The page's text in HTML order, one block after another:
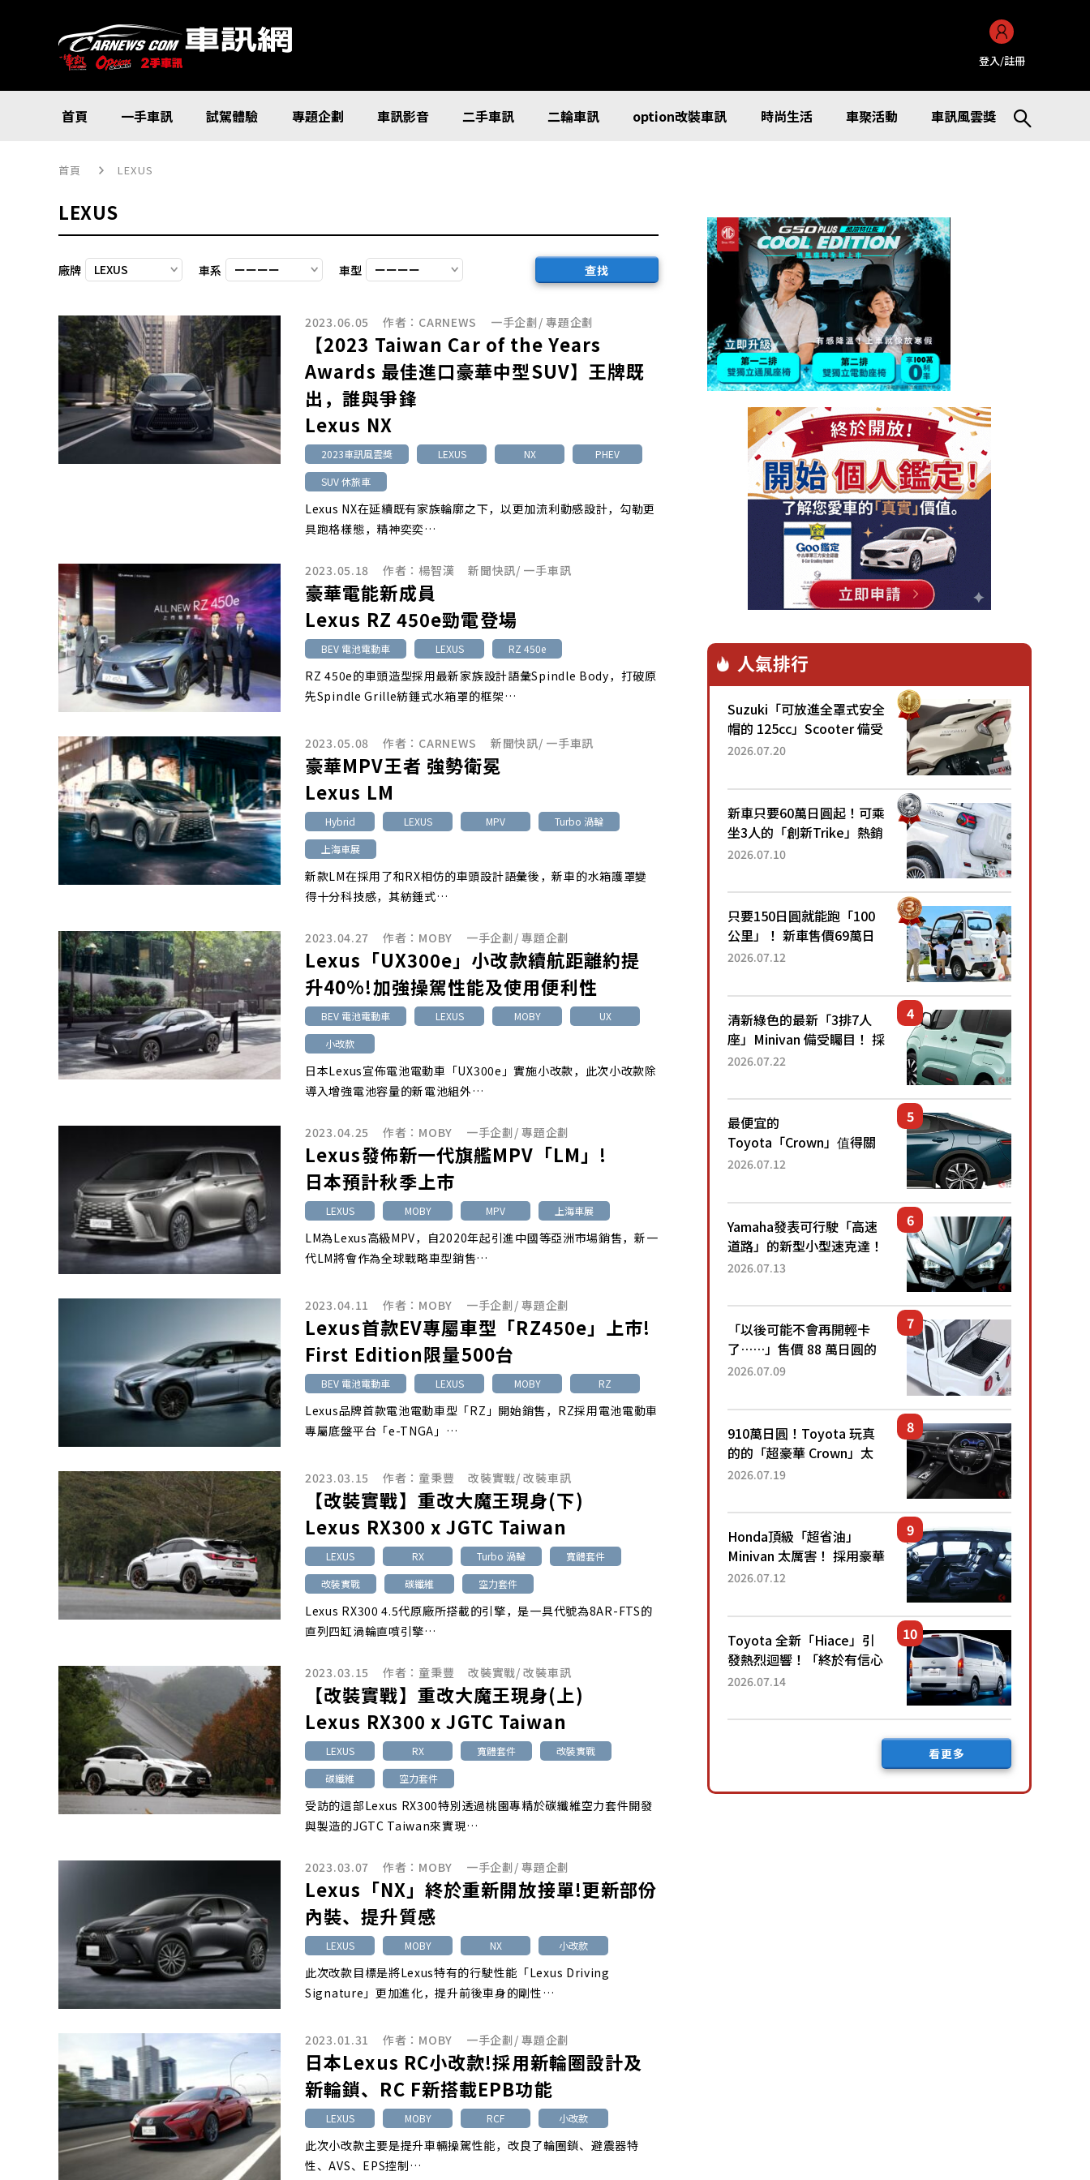
登入/註冊
首頁 一手車訊 試駕體驗 專題企劃 車訊影音 二手車訊 二輪車訊 option改裝車訊 時尚生活 車聚活動 車訊風雲獎
首頁 LEXUS
LEXUS
廠牌 車系 車型 查找
2023.06.05 作者： CARNEWS 一手企劃 /專題企劃
【2023 Taiwan Car of the Years
Awards 最佳進口豪華中型SUV】王牌既
出，誰與爭鋒
Lexus NX
2023車訊風雲獎 LEXUS NX
PHEV
SUV 休旅車
Lexus NX在延續既有家族輪廓之下，以更加流利動感設計，勾勒更
具跑格樣態，精神奕奕…
2023.05.18 作者：楊智漢 新聞快訊/ 一手車訊
豪華電能新成員
Lexus RZ 450e勁電登場
BEV 電池電動車 LEXUS RZ 450e
RZ 450e的車頭造型採用最新家族設計語彙Spindle Body，打破原
先Spindle Grille紡錘式水箱罩的框架…
2023.05.08 作者： CARNEWS 新聞快訊/ 一手車訊
豪華MPV王者 強勢衛冕
Lexus LM
Hybrid LEXUS MPV
Turbo 渦輪
上海車展
新款LM在採用了和RX相仿的車頭設計語彙後，新車的水箱護罩變
得十分科技感，其紡錘式…
2023.04.27 作者： MOBY 一手企劃 /專題企劃
Lexus「UX300e」小改款續航距離約提
升40%!加強操駕性能及使用便利性
BEV 電池電動車 LEXUS MOBY
UX
小改款
日本Lexus宣佈電池電動車「UX300e」實施小改款，此次小改款除
導入增強電池容量的新電池組外…
2023.04.25 作者： MOBY 一手企劃 /專題企劃
Lexus發佈新一代旗艦MPV「LM」!
日本預計秋季上市
LEXUS MOBY MPV 上海車展
LM為Lexus高級MPV，自2020年起引進中國等亞洲市場銷售，新一
代LM將會作為全球戰略車型銷售…
2023.04.11 作者： MOBY 一手企劃 /專題企劃
Lexus首款EV專屬車型「RZ450e」上市!
First Edition限量500台
BEV 電池電動車 LEXUS MOBY RZ
Lexus品牌首款電池電動車型「RZ」開始銷售，RZ採用電池電動車
專屬底盤平台「e-TNGA」…
2023.03.15 作者： 童秉豐 改裝實戰/改裝車訊
【改裝實戰】重改大魔王現身(下)
Lexus RX300 x JGTC Taiwan
LEXUS RX Turbo 渦輪
寬體套件
改裝實戰
碳纖維 空力套件
Lexus RX300 4.5代原廠所搭載的引擎，是一具代號為8AR-FTS的
直列四缸渦輪直噴引擎…
2023.03.15 作者： 童秉豐 改裝實戰/改裝車訊
【改裝實戰】重改大魔王現身(上)
Lexus RX300 x JGTC Taiwan
LEXUS RX 寬體套件
改裝實戰
碳纖維
空力套件
受訪的這部Lexus RX300特別透過桃園專精於碳纖維空力套件開發
與製造的JGTC Taiwan來實現…
2023.03.07 作者： MOBY 一手企劃 /專題企劃
Lexus「NX」終於重新開放接單!更新部份
內裝、提升質感
LEXUS MOBY NX 小改款
此次改款目標是將Lexus特有的行駛性能「Lexus Driving
Signature」更加進化，提升前後車身的剛性…
2023.01.31 作者： MOBY 一手企劃 /專題企劃
日本Lexus RC小改款!採用新輪圈設計及
新輪鎖、RC F新搭載EPB功能
LEXUS MOBY RCF 小改款
此次小改款主要是提升車輛操駕性能，改良了輪圈鎖、避震器特
性、AVS、EPS控制…
人氣排行
Suzuki「可放進全罩式安全
帽的 125cc」Scooter 備受
矚目！採用全新流線設計與
已陸續開始出口的新款
「B...
2026.07.20
新車只要60萬日圓起！可乘
坐3人的「創新Trike」熱銷
大賣成為人氣車款！「養車
日圓就能跑100公里」「小
朋友坐得...
2026.07.10
只要150日圓就能跑「100
公里」！ 新車售價69萬日
圓的「3人座」Trike大受歡
為何能迅速熱賣？
2026.07.12
清新綠色的最新「3排7人
座」Minivan 備受矚目！ 採
用全長4.7公尺剛剛好的車
還推出467萬元日圓起的5
人座版...
2026.07.22
最便宜的
Toyota「Crown」值得關
注！ 搭載4WD、每公升
眼！ 配備豐富、超越售價
水準，堪稱高CP值代表的
「...
2026.07.12
Yamaha發表可行駛「高速
道路」的新型小型速克達！
搭載能享受超強勁「渦輪
高階「Super Sport」車款
相同的...
2026.07.13
「以後可能不會再開輕卡
了……」售價 88 萬日圓的
「超迷你輕型貨車」引發兩
100 公里！」「免驗車真的
太棒了！...
2026.07.09
910萬日圓！Toyota 玩真
的的「超豪華 Crown」太
厲害了！採用由「匠人技
運動化「底盤設定」！還配
備專屬豪華...
2026.07.19
Honda頂級「超省油」
Minivan 太厲害！ 採用豪華
「真皮座椅」與專屬「黑色
公里，兼具優異節能表現與
舒適「三...
2026.07.12
Toyota 全新「Hiace」引
發熱烈迴響！「終於有信心
下訂了！」「哪個等級交車
後竟然還要等「超過半年」
2026.07.14
看更多